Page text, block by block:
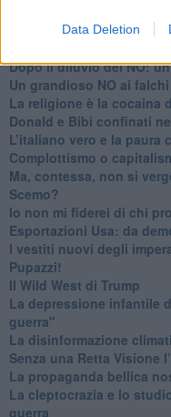
Data Deletion
​Date loro l’Oscar al
​Dopo il diluvio dei NO:
​Un grandioso NO ai
La religione è la cocaina
Donald e Bibi confinati
L’italiano vero e la paura
​Complottismo o
​Ma, contessa, non si
Scemo?
​Io non mi fiderei di chi
Esportazioni Usa: da
​I vestiti nuovi degli
​Pupazzi!
​Il Wild West di Trump
​La depressione infantile
guerra"
​La disinformazione
Senza una Retta Visione
​La propaganda bellica
​La cleptocrazia e lo
guerra